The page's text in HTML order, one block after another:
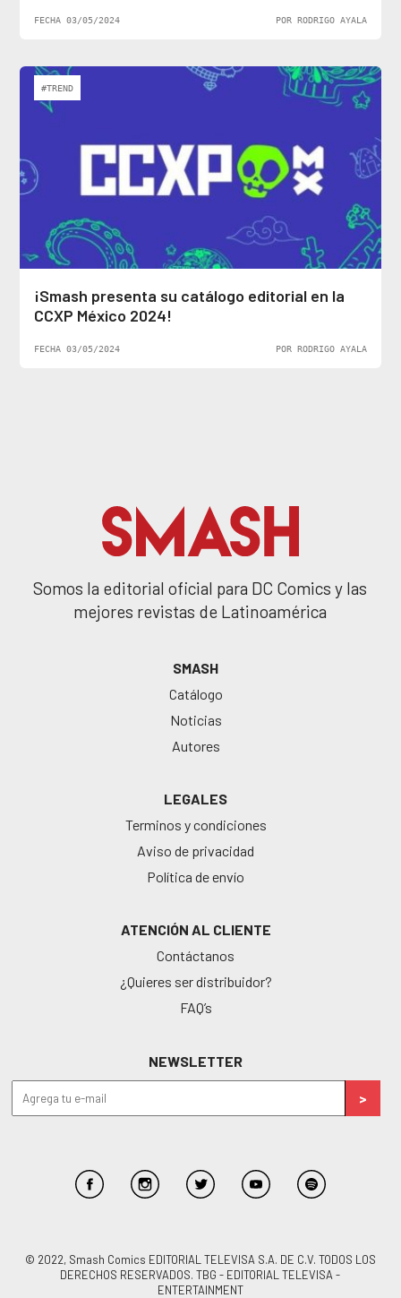
FECHA 03/05/2024 POR RODRIGO AYALA
#TREND
¡Smash presenta su catálogo editorial en la
CCXP México 2024!
FECHA 03/05/2024 POR RODRIGO AYALA
Somos la editorial oficial para DC Comics y las
mejores revistas de Latinoamérica
SMASH
Catálogo
Noticias
Autores
LEGALES
Terminos y condiciones
Aviso de privacidad
Política de envío
ATENCIÓN AL CLIENTE
Contáctanos
¿Quieres ser distribuidor?
FAQ’s
NEWSLETTER
© 2022, Smash Comics EDITORIAL TELEVISA S.A. DE C.V. TODOS LOS
DERECHOS RESERVADOS. TBG - EDITORIAL TELEVISA -
ENTERTAINMENT